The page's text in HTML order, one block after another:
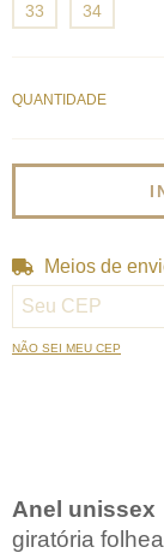
33 34
QUANTIDADE
Entregas para o
Meios de
NÃO SEI MEU CEP
Anel unissex
giratória